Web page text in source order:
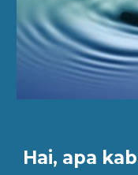
Hai, apa